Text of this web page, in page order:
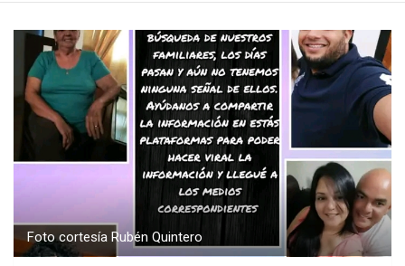
Foto cortesía Rubén Quintero